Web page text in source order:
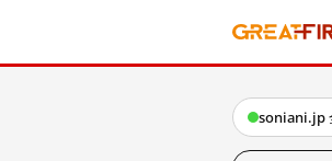
soniani.jp